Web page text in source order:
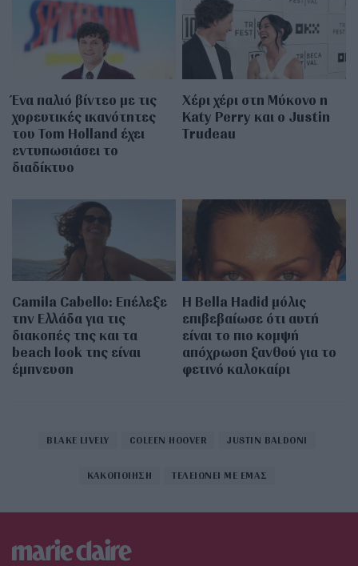
Ένα παλιό βίντεο με τις
χορευτικές ικανότητες
του Tom Holland έχει
εντυπωσιάσει το
διαδίκτυο
Χέρι χέρι στη Μύκονο η
Katy Perry και ο Justin
Trudeau
Camila Cabello: Επέλεξε
την Ελλάδα για τις
διακοπές της και τα
beach look της είναι
έμπνευση
Η Bella Hadid μόλις
επιβεβαίωσε ότι αυτή
είναι το πιο κομψή
απόχρωση ξανθού για το
φετινό καλοκαίρι
BLAKE LIVELY COLEEN HOOVER JUSTIN BALDONI
ΚΑΚΟΠΟΙΗΣΗ ΤΕΛΕΙΩΝΕΙ ΜΕ ΕΜΑΣ